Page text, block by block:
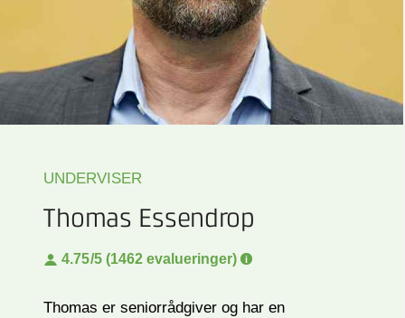
UNDERVISER
Thomas Essendrop
4.75/5 (1462 evalueringer)
Thomas er seniorrådgiver og har en